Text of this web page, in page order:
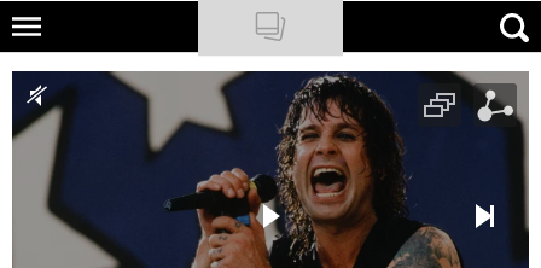
Skip
main
content
NATIONAL GEOGRAPHIC
TRAVELER
PODCASTY